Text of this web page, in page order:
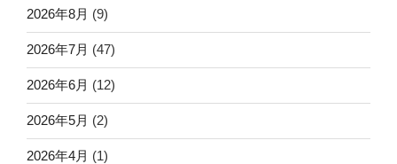
2026年8月 (9)
2026年7月 (47)
2026年6月 (12)
2026年5月 (2)
2026年4月 (1)